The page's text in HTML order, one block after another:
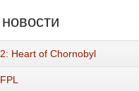
Heart of Chornobyl